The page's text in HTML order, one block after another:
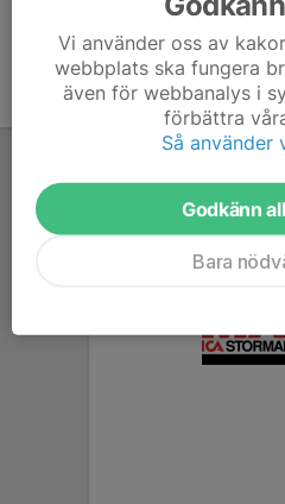
Vi använder oss av
webbplats ska fungera
även för webbanalys i
förbättra
Så använder
Godkänn
Bara